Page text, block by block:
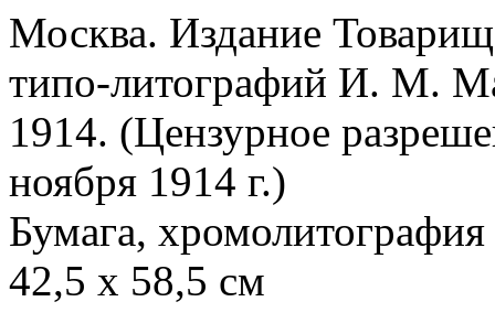
Москва. Издание
типо-литографий И. М.
1914. (Цензурное
ноября 1914 г.)
Бумага, хромолитография
42,5 х 58,5 см